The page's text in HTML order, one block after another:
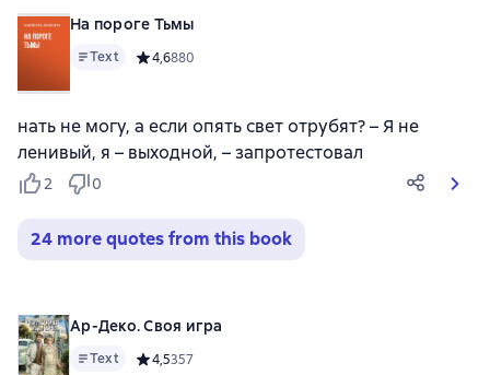
На пороге Тьмы
Text Средний рейтинг 4,6 на основе 880 оценок
4,6880
нать не могу, а если опять свет отрубят? – Я не
ленивый, я – выходной, – запротестовал
2 0
24 more quotes from this book
Ар-Деко. Своя игра
Text Средний рейтинг 4,5 на основе 357 оценок
4,5357